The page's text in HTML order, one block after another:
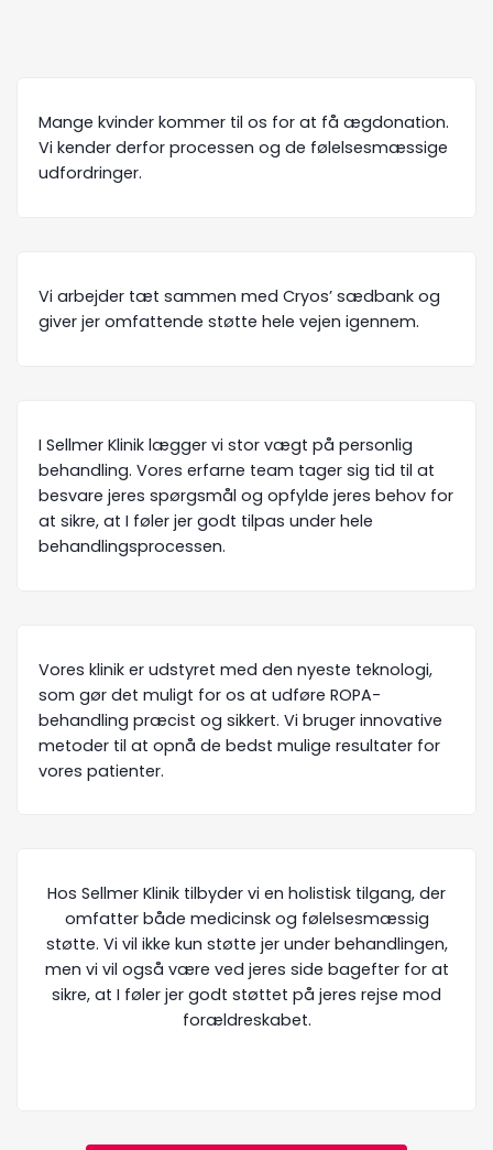
Mange kvinder kommer til os for at få ægdonation.
Vi kender derfor processen og de følelsesmæssige
udfordringer.
Vi arbejder tæt sammen med Cryos’ sædbank og
giver jer omfattende støtte hele vejen igennem.
I Sellmer Klinik lægger vi stor vægt på personlig
behandling. Vores erfarne team tager sig tid til at
besvare jeres spørgsmål og opfylde jeres behov for
at sikre, at I føler jer godt tilpas under hele
behandlingsprocessen.
Vores klinik er udstyret med den nyeste teknologi,
som gør det muligt for os at udføre ROPA-
behandling præcist og sikkert. Vi bruger innovative
metoder til at opnå de bedst mulige resultater for
vores patienter.
Hos Sellmer Klinik tilbyder vi en holistisk tilgang, der
omfatter både medicinsk og følelsesmæssig
støtte. Vi vil ikke kun støtte jer under behandlingen,
men vi vil også være ved jeres side bagefter for at
sikre, at I føler jer godt støttet på jeres rejse mod
forældreskabet.